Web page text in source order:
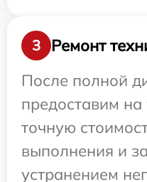
3
Ремонт
После полной
предоставим
точную
выполнения и
устранением